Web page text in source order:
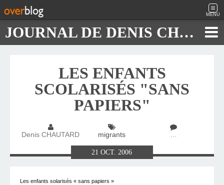
MENU
JOURNAL DE DENIS CHAUTARD
LES ENFANTS
SCOLARISÉS "SANS
PAPIERS"
Denis CHAUTARD migrants …
21OCT.2006
Les enfants solarisés « sans papiers »